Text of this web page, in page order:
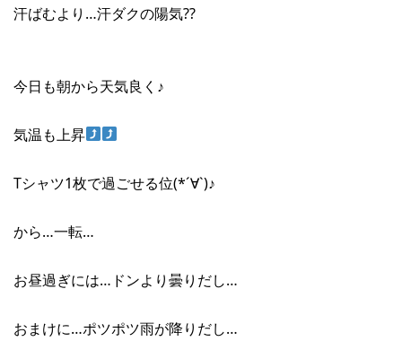
汗ばむより…汗ダクの陽気??
今日も朝から天気良く♪
気温も上昇
Tシャツ1枚で過ごせる位(*´∀`)♪
から…一転…
お昼過ぎには…ドンより曇りだし…
おまけに…ポツポツ雨が降りだし…